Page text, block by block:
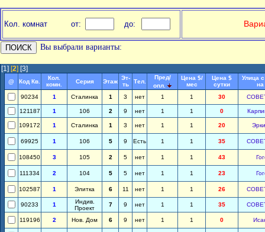
Кол. комнат от: до:
Вы выбрали варианты:
[1] [2] [3]
@ Код Кв.
Кол.
комн.
Серия Этаж
Эт-
ть
Тел.
Пред/
опл.
Цена $/
мес
Цена $
сутки
Улица
90234
1 Сталинка 1 3 нет 1 1 30
121187 1 106 2 9 нет 1 1 0
109172 1 Сталинка 1 3 нет 1 1 20
69925 1 106 5 9 Есть 1 1 35
108450 3 105 2 5 нет 1 1 43
111334 2 104 5 5 нет 1 1 23
102587 1 Элитка 6 11 нет 1 1 26
90233 1
Индив.
Проект
7 9 нет 1 1 35
119196 2 Нов. Дом 6 9 нет 1 1 0